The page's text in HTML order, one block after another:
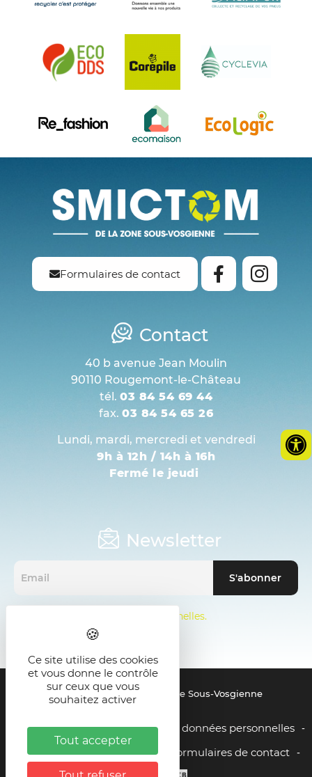
Formulaires de contact
Contact
40 b avenue Jean Moulin
90110 Rougemont-le-Château
tél. 03 84 54 69 44
fax. 03 84 54 65 26
Lundi, mardi, mercredi et vendredi
9h à 12h / 14h à 16h
Fermé le jeudi
Newsletter
Mentions sur les données personnelles.
© 2021 - SMICTOM de la Zone Sous-Vosgienne
Mentions légales - Gestion des données personnelles -
Liens utiles Plan du site Formulaires de contact -
Ce site utilise des cookies
et vous donne le contrôle
sur ceux que vous
souhaitez activer
Tout accepter